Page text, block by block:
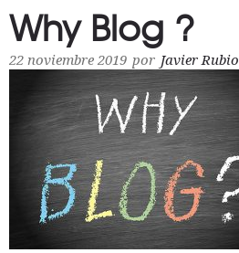
Why Blog ?
22 noviembre 2019 por Javier Rubio